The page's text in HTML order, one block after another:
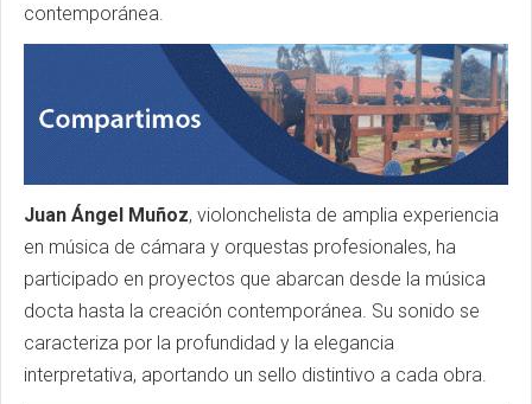
contemporánea.
Juan Ángel Muñoz, violonchelista de amplia experiencia
en música de cámara y orquestas profesionales, ha
participado en proyectos que abarcan desde la música
docta hasta la creación contemporánea. Su sonido se
caracteriza por la profundidad y la elegancia
interpretativa, aportando un sello distintivo a cada obra.